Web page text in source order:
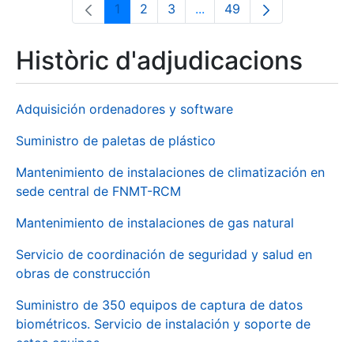
Pàgina
1 Pàgina
2 Pàgina
3 ...Pàgines intermèdies
Pàgina
49
Històric d'adjudicacions
Adquisición ordenadores y software
Suministro de paletas de plástico
Mantenimiento de instalaciones de climatización en
sede central de FNMT-RCM
Mantenimiento de instalaciones de gas natural
Servicio de coordinación de seguridad y salud en
obras de construcción
Suministro de 350 equipos de captura de datos
biométricos. Servicio de instalación y soporte de